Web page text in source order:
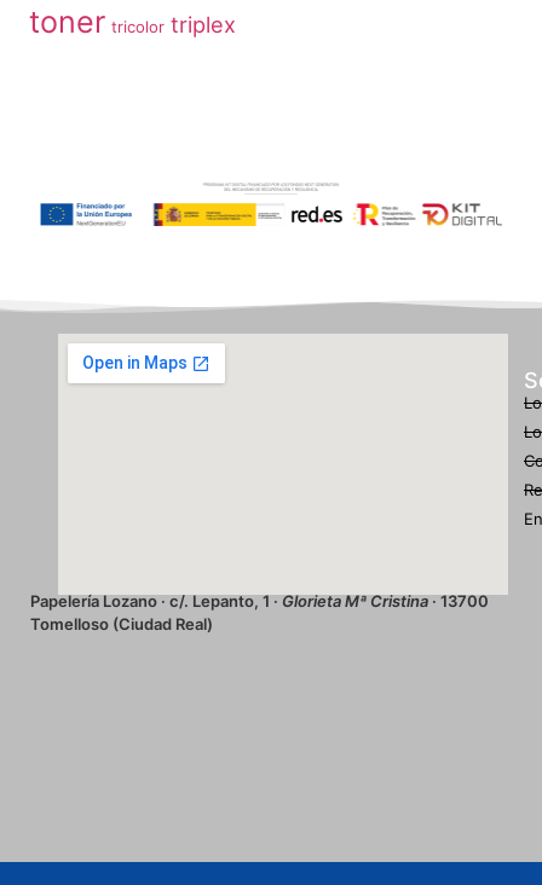
toner tricolor triplex
Papelería Lozano · c/. Lepanto, 1 ·Glorieta Mª Cristina· 13700
Tomelloso (Ciudad Real)